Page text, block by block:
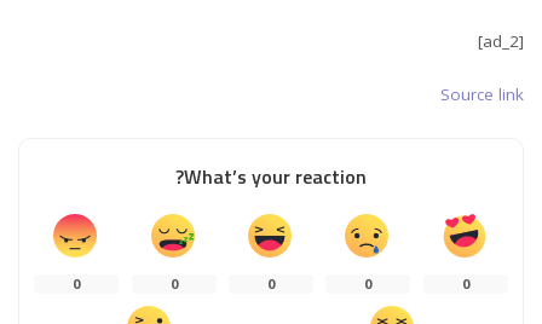
[ad_2]
Source link
What’s your reaction?
0
0
0
0
0